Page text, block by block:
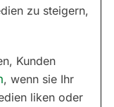
zu steigern,
Kunden
, wenn sie Ihr
liken oder